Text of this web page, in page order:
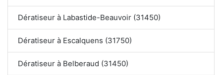
Dératiseur à Labastide-Beauvoir (31450)
Dératiseur à Escalquens (31750)
Dératiseur à Belberaud (31450)